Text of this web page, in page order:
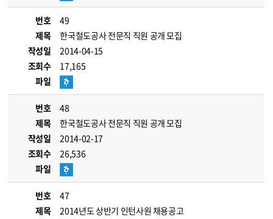
번호
49
제목
한국철도공사 전문직 직원 공개 모집
작성일
2014-04-15
조회수
17,165
파일
번호
48
제목
한국철도공사 전문직 직원 공개 모집
작성일
2014-02-17
조회수
26,536
파일
번호
47
제목
2014년도 상반기 인턴사원 채용공고